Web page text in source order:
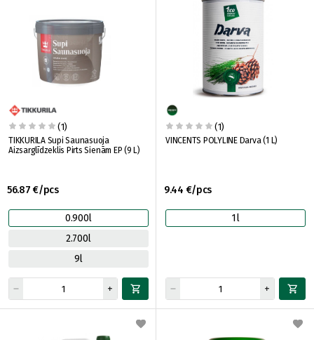
(1)
TIKKURILA Supi Saunasuoja
Aizsarglīdzeklis Pirts Sienām EP (9 L)
56.87 €/pcs
0.900l
2.700l
9l
(1)
VINCENTS POLYLINE Darva (1 L)
9.44 €/pcs
1l